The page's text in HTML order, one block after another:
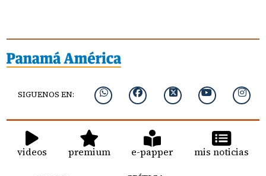
SIGUENOS EN:
videos premium e-papper mis noticias